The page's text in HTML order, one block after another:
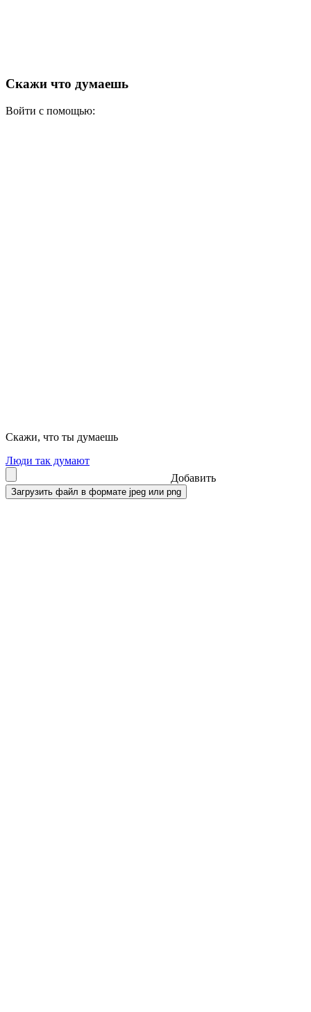
Скажи что думаешь
Войти с помощью:
Скажи, что ты думаешь
Люди так думают
Добавить